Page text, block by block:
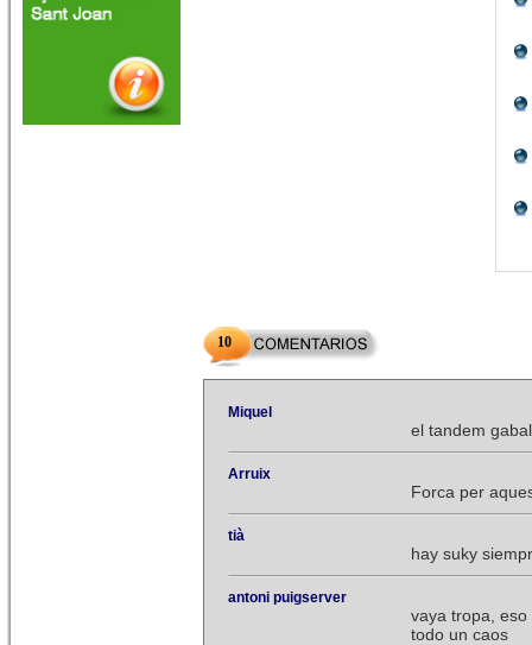
10
Miquel
el tandem
Arruix
Forca per
tià
hay suky
antoni puigserver
vaya tropa,
todo un caos